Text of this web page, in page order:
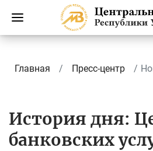
Главная Пресс-центр
История дня:
банковских